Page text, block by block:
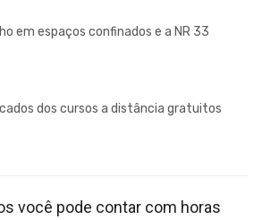
em espaços confinados e a NR 33
dos cursos a distância gratuitos
você pode contar com horas